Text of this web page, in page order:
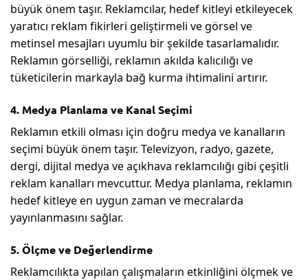
büyük önem taşır. Reklamcılar, hedef kitleyi etkileyecek
yaratıcı reklam fikirleri geliştirmeli ve görsel ve
metinsel mesajları uyumlu bir şekilde tasarlamalıdır.
Reklamın görselliği, reklamın akılda kalıcılığı ve
tüketicilerin markayla bağ kurma ihtimalini artırır.
4. Medya Planlama ve Kanal Seçimi
Reklamın etkili olması için doğru medya ve kanalların
seçimi büyük önem taşır. Televizyon, radyo, gazete,
dergi, dijital medya ve açıkhava reklamcılığı gibi çeşitli
reklam kanalları mevcuttur. Medya planlama, reklamın
hedef kitleye en uygun zaman ve mecralarda
yayınlanmasını sağlar.
5. Ölçme ve Değerlendirme
Reklamcılıkta yapılan çalışmaların etkinliğini ölçmek ve